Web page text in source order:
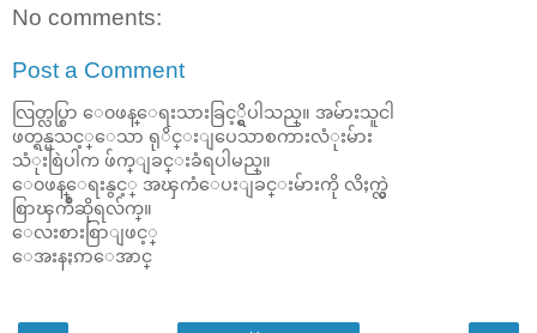
No comments:
Post a Comment
လြတ္လပ္စြာ ေ၀ဖန္ေရးသားခြင့္ရွိပါသည္။ အမ်ားသူငါ
ဖတ္ရန္မသင့္ေသာ ရုိင္းျပေသာစကားလံုးမ်ား
သံုးစြဲပါက ဖ်က္ျခင္းခံရပါမည္။
ေ၀ဖန္ေရးနွင့္ အၾကံေပးျခင္းမ်ားကို လိႈက္လွဲ
စြာၾကိဳဆိုရလ်က္။
ေလးစားစြာျဖင့္
ေအးနႏၵာေအာင္